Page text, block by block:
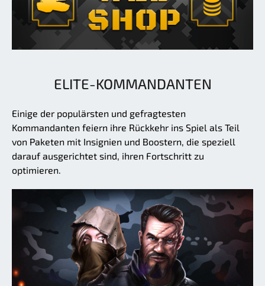
ELITE-KOMMANDANTEN
Einige der populärsten und gefragtesten
Kommandanten feiern ihre Rückkehr ins Spiel als Teil
von Paketen mit Insignien und Boostern, die speziell
darauf ausgerichtet sind, ihren Fortschritt zu
optimieren.